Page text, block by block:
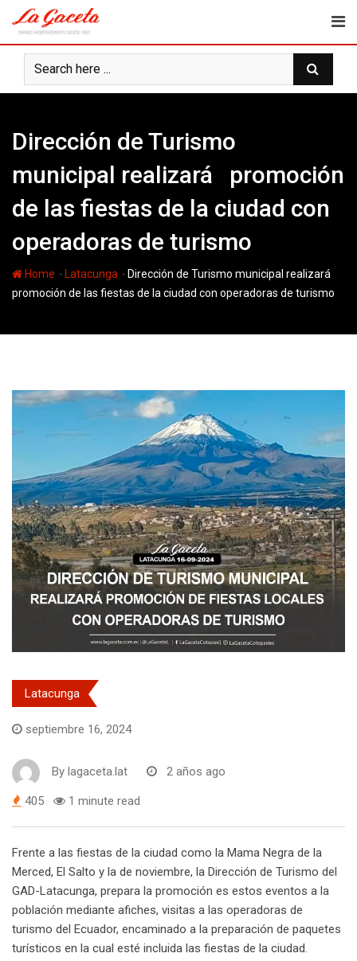
content
Dirección de Turismo
municipal realizará promoción
de las fiestas de la ciudad con
operadoras de turismo
Home - Latacunga - Dirección de Turismo municipal realizará
promoción de las fiestas de la ciudad con operadoras de turismo
Latacunga
septiembre 16, 2024
By lagaceta.lat 2 años ago
405 1 minute read
Frente a las fiestas de la ciudad como la Mama Negra de la
Merced, El Salto y la de noviembre, la Dirección de Turismo del
GAD-Latacunga, prepara la promoción es estos eventos a la
población mediante afiches, visitas a las operadoras de
turismo del Ecuador, encaminado a la preparación de paquetes
turísticos en la cual esté incluida las fiestas de la ciudad.